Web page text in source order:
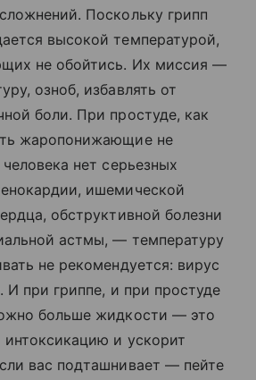
Поскольку грипп
высокой температурой,
не обойтись. Их миссия —
озноб, избавлять от
боли. При простуде, как
жаропонижающие не
нет серьезных
ишемической
обструктивной болезни
астмы, — температуру
не рекомендуется: вирус
И при гриппе, и при простуде
больше жидкости — это
и ускорит
вас подташнивает — пейте